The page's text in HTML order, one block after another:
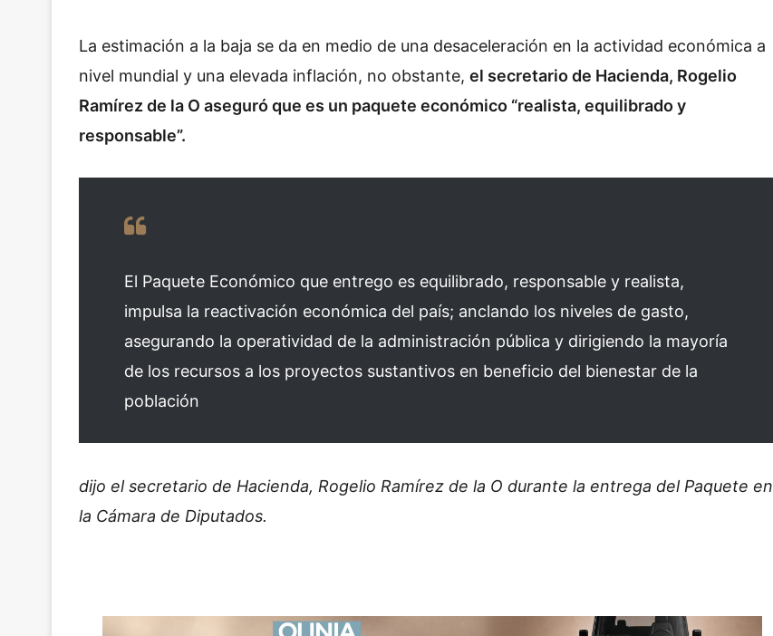
La estimación a la baja se da en medio de una desaceleración en la actividad económica a
nivel mundial y una elevada inflación, no obstante, el secretario de Hacienda, Rogelio
Ramírez de la O aseguró que es un paquete económico “realista, equilibrado y
responsable”.
El Paquete Económico que entrego es equilibrado, responsable y realista,
impulsa la reactivación económica del país; anclando los niveles de gasto,
asegurando la operatividad de la administración pública y dirigiendo la mayoría
de los recursos a los proyectos sustantivos en beneficio del bienestar de la
población
dijo el secretario de Hacienda, Rogelio Ramírez de la O durante la entrega del Paquete en
la Cámara de Diputados.